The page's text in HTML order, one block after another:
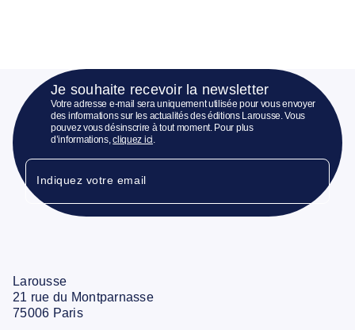
Je souhaite recevoir la newsletter
Votre adresse e-mail sera uniquement utilisée pour vous envoyer
des informations sur les actualités des éditions Larousse. Vous
pouvez vous désinscrire à tout moment. Pour plus
d’informations,cliquez ici
Indiquez votre email
Larousse
21 rue du Montparnasse
75006 Paris